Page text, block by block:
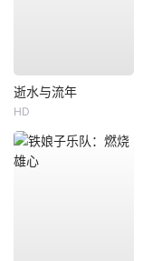
逝水与流年
HD